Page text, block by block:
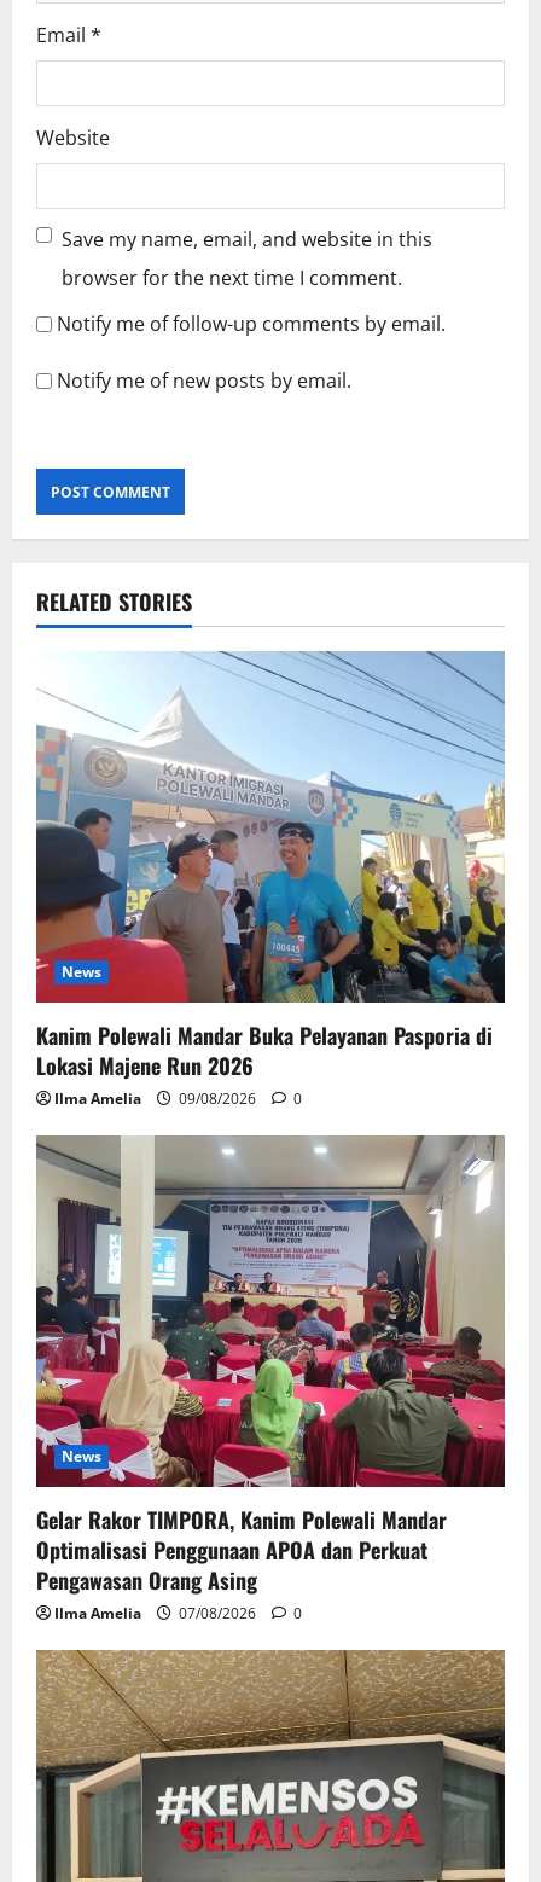
Email *
Website
Save my name, email, and website in this
browser for the next time I comment.
Notify me of follow-up comments by email.
Notify me of new posts by email.
RELATED STORIES
News
Kanim Polewali Mandar Buka Pelayanan Pasporia di
Lokasi Majene Run 2026
Ilma Amelia 09/08/2026 0
News
Gelar Rakor TIMPORA, Kanim Polewali Mandar
Optimalisasi Penggunaan APOA dan Perkuat
Pengawasan Orang Asing
Ilma Amelia 07/08/2026 0